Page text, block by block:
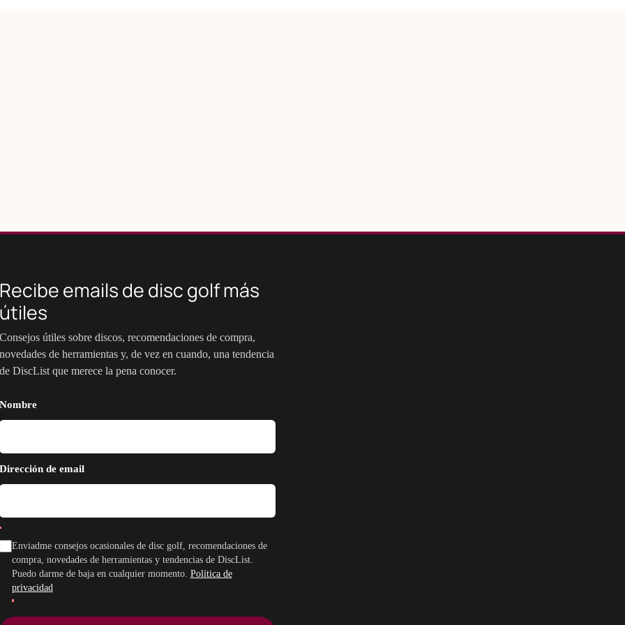
Recibe emails de disc golf más
útiles
Consejos útiles sobre discos, recomendaciones de compra,
novedades de herramientas y, de vez en cuando, una tendencia
de DiscList que merece la pena conocer.
Nombre
Dirección de email
Enviadme consejos ocasionales de disc golf, recomendaciones de
compra, novedades de herramientas y tendencias de DiscList.
Puedo darme de baja en cualquier momento. Política de
privacidad